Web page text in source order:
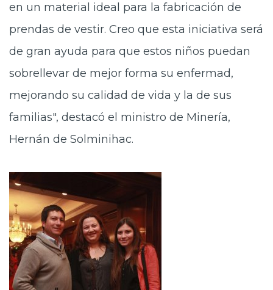
en un material ideal para la fabricación de
prendas de vestir. Creo que esta iniciativa será
de gran ayuda para que estos niños puedan
sobrellevar de mejor forma su enfermad,
mejorando su calidad de vida y la de sus
familias", destacó el ministro de Minería,
Hernán de Solminihac.